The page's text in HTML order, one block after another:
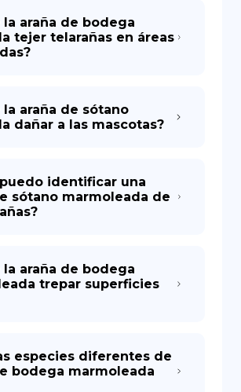
la araña de bodega
tejer telarañas en áreas
la araña de sótano
dañar a las mascotas?
identificar una
sótano marmoleada de
la araña de bodega
trepar superficies
especies diferentes de
bodega marmoleada